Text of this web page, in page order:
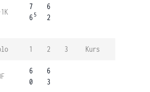
7
6 5
6
2
1 2 3 Kurs
6
0
6
3